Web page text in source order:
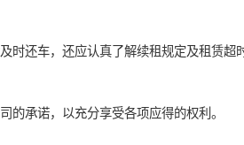
时还车，还应认真了解续租规定及租赁超
的承诺，以充分享受各项应得的权利。